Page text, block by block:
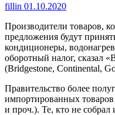
fillin 01.10.2020
Производители товаров,
предложения будут
кондиционеры,
оборотный налог, сказал
(Bridgestone, Continental,
Правительство более
импортированных товаров
и проч.). Те, кто не